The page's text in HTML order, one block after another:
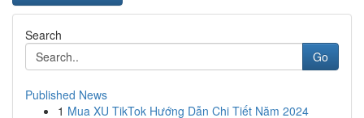
Search
Go
Published News
1 Mua XU TikTok Hướng Dẫn Chi Tiết Năm 2024